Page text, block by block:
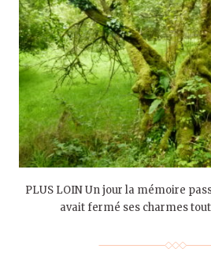
PLUS LOIN Un jour la mémoire
avait fermé ses charmes